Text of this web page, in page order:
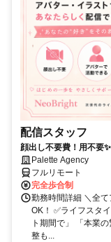
配信スタッフ
顔出し不要費！用不要
Palette Agency
フルリモート
完全歩合制
勤務時間詳細 ＼全
OK！ ✅ライフスタ
ト期間で」 「本業
整も...